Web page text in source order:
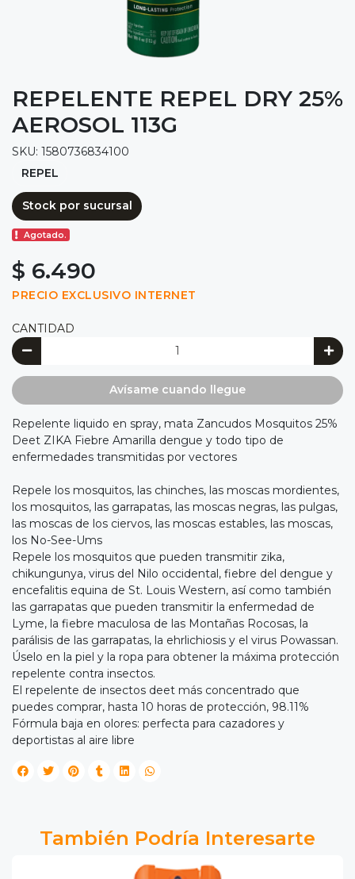
REPELENTE REPEL DRY 25%
AEROSOL 113G
SKU: 1580736834100
REPEL
Stock por sucursal
Agotado.
$ 6.490
PRECIO EXCLUSIVO INTERNET
CANTIDAD
Avísame cuando llegue
Repelente liquido en spray, mata Zancudos Mosquitos 25%
Deet ZIKA Fiebre Amarilla dengue y todo tipo de
enfermedades transmitidas por vectores
Repele los mosquitos, las chinches, las moscas mordientes,
los mosquitos, las garrapatas, las moscas negras, las pulgas,
las moscas de los ciervos, las moscas estables, las moscas,
los No-See-Ums
Repele los mosquitos que pueden transmitir zika,
chikungunya, virus del Nilo occidental, fiebre del dengue y
encefalitis equina de St. Louis Western, así como también
las garrapatas que pueden transmitir la enfermedad de
Lyme, la fiebre maculosa de las Montañas Rocosas, la
parálisis de las garrapatas, la ehrlichiosis y el virus Powassan.
Úselo en la piel y la ropa para obtener la máxima protección
repelente contra insectos.
El repelente de insectos deet más concentrado que
puedes comprar, hasta 10 horas de protección, 98.11%
Fórmula baja en olores: perfecta para cazadores y
deportistas al aire libre
También Podría Interesarte